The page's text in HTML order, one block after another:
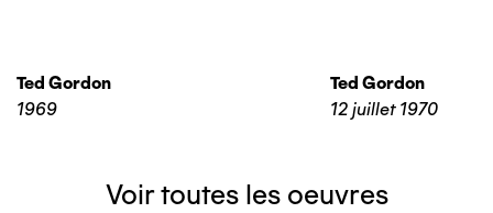
Ted Gordon
1969
Ted Gordon
12 juillet 1970
Voir toutes les oeuvres